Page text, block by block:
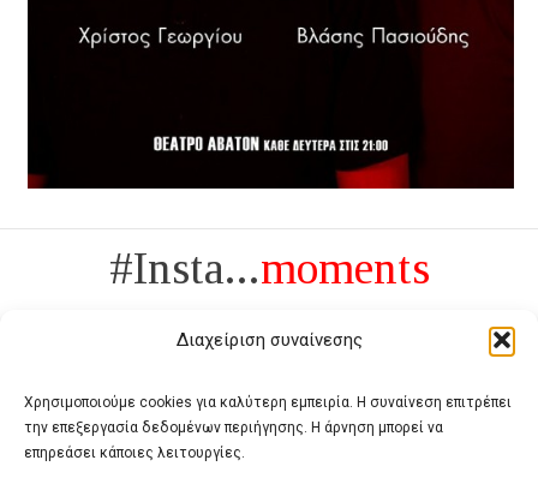
Διαχείριση συναίνεσης
Χρησιμοποιούμε cookies για καλύτερη εμπειρία. Η συναίνεση επιτρέπει
την επεξεργασία δεδομένων περιήγησης. Η άρνηση μπορεί να
επηρεάσει κάποιες λειτουργίες.
#Insta...moments
Πολυτέλεια δεν είναι το αντίθετο της ανέχειας, είναι το αντίθετο της